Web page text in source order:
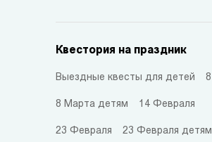
Квестория на праздник
Выездные квесты для детей
8 Марта детям 14 Февраля
23 Февраля 23 Февраля детям